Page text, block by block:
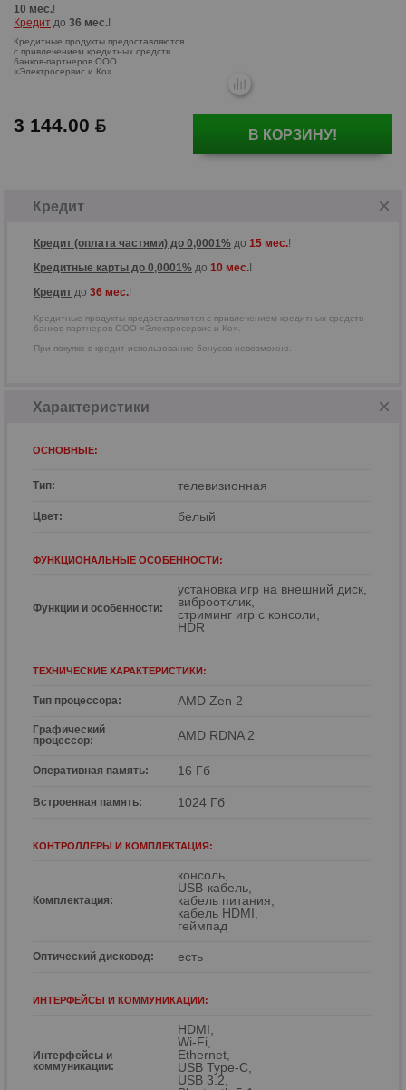
10 мес.!
Кредит до 36 мес.!
«Электросервис и Ко».
3 144.00 В КОРЗИНУ!
Кредит
Кредит (оплата частями) до 0,0001% до 15 мес.!
Кредитные карты до 0,0001% до 10 мес.!
Кредит до 36 мес.!
Кредитные продукты предоставляются с привлечением кредитных средств
банков-партнеров ООО «Электросервис и Ко».
При покупке в кредит использование бонусов невозможно.
Характеристики
ОСНОВНЫЕ:
Тип: телевизионная
Цвет: белый
ФУНКЦИОНАЛЬНЫЕ ОСОБЕННОСТИ:
Функции и особенности:
установка игр на внешний диск,
виброотклик,
стриминг игр с консоли,
HDR
ТЕХНИЧЕСКИЕ ХАРАКТЕРИСТИКИ:
Тип процессора: AMD Zen 2
Графический
процессор:
AMD RDNA 2
Оперативная память: 16 Гб
Встроенная память: 1024 Гб
КОНТРОЛЛЕРЫ И КОМПЛЕКТАЦИЯ:
Комплектация:
консоль,
USB-кабель,
кабель питания,
кабель HDMI,
геймпад
Оптический дисковод: есть
ИНТЕРФЕЙСЫ И КОММУНИКАЦИИ:
Интерфейсы и
коммуникации:
HDMI,
Wi-Fi,
Ethernet,
USB Type-C,
USB 3.2,